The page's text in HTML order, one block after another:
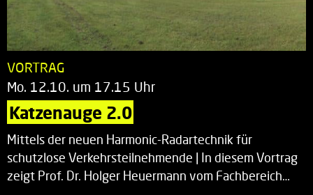
VORTRAG
Mo. 12.10. um 17.15 Uhr
Katzenauge 2.0
Mittels der neuen Harmonic-Radartechnik für
schutzlose Verkehrsteilnehmende | In diesem Vortrag
zeigt Prof. Dr. Holger Heuermann vom Fachbereich…